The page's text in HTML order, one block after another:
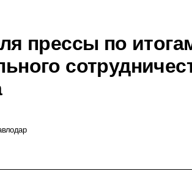
прессы по